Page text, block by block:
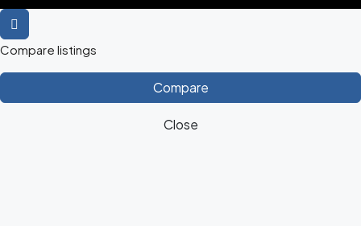
Compare listings
Compare
Close